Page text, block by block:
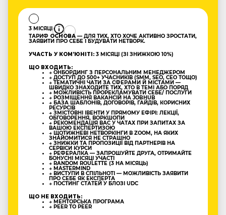
3 МІСЯЦІ
ТАРИФ ОСНОВА — ДЛЯ ТИХ, ХТО ХОЧЕ АКТИВНО ЗРОСТАТИ,
ЗАЯВИТИ ПРО СЕБЕ І БУДУВАТИ НЕТВОРК.
УЧАСТЬ У КОМʼЮНІТІ: 3 МІСЯЦІ (ЗІ ЗНИЖКОЮ 10%)
ЩО ВХОДИТЬ:
→ ОНБОРДИНГ З ПЕРСОНАЛЬНИМ МЕНЕДЖЕРОМ
→ ДОСТУП ДО 500+ УЧАСНИКІВ (SMM, SEO, CEO ТОЩО)
→ ТЕМАТИЧНІ ЧАТИ ЗА СФЕРАМИ Й МІСТАМИ —
ШВИДКО ЗНАХОДИТЕ ТИХ, ХТО В ТЕМІ АБО ПОРЯД
→ МОЖЛИВІСТЬ ПРОРЕКЛАМУВАТИ СЕБЕ/ ПОСЛУГИ
→ РОЗМІЩЕННЯ ВАКАНСІЙ НА JOBHUB
→ БАЗА ШАБЛОНІВ, ДОГОВОРІВ, ГАЙДІВ, КОРИСНИХ
РЕСУРСІВ
→ ЗМІСТОВНІ ІВЕНТИ У ПРЯМОМУ ЕФІРІ: ЛЕКЦІЇ,
ОБГОВОРЕННЯ, ВОРКШОПИ
→ РЕКОМЕНДАЦІЯ ВАС У ЧАТАХ ПРИ ЗАПИТАХ ЗА
ВАШОЮ ЕКСПЕРТИЗОЮ
→ ЩОТИЖНЕВІ НЕТВОРКІНГИ В ZOOM, НА ЯКИХ
ЗНАЙОМИТИСЯ НЕ СТРАШНО
→ ЗНИЖКИ ТА ПРОПОЗИЦІЇ ВІД ПАРТНЕРІВ НА
СЕРВІСИ КУРСИ
→ РЕФЕРАЛКА — ЗАПРОШУЙТЕ ДРУГА, ОТРИМАЙТЕ
БОНУСНІ МІСЯЦІ УЧАСТІ
→ RANDOM ROULETTE (3 НА МІСЯЦЬ)
→ MASTERMIND
→ ВИСТУПИ В СПІЛЬНОТІ — МОЖЛИВІСТЬ ЗАЯВИТИ
ПРО СЕБЕ ЯК ЕКСПЕРТА
→ ПОСТИНГ СТАТЕЙ У БЛОЗІ UDC
ЩО НЕ ВХОДИТЬ:
→ МЕНТОРСЬКА ПРОГРАМА
→ PEER TO PEER